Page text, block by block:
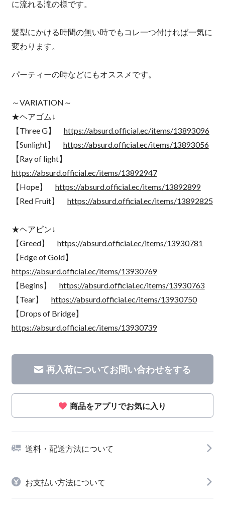
に流れる滝の様です。
髪型にかける時間の無い時でもコレ一つ付ければ一気に
変わります。
パーティーの時などにもオススメです。
～VARIATION～
★ヘアゴム↓
【Three G】 https://absurd.official.ec/items/13893096
【Sunlight】 https://absurd.official.ec/items/13893056
【Ray of light】
https://absurd.official.ec/items/13892947
【Hope】 https://absurd.official.ec/items/13892899
【Red Fruit】 https://absurd.official.ec/items/13892825
★ヘアピン↓
【Greed】 https://absurd.official.ec/items/13930781
【Edge of Gold】
https://absurd.official.ec/items/13930769
【Begins】 https://absurd.official.ec/items/13930763
【Tear】 https://absurd.official.ec/items/13930750
【Drops of Bridge】
https://absurd.official.ec/items/13930739
再入荷についてお問い合わせをする
商品をアプリでお気に入り
送料・配送方法について
お支払い方法について